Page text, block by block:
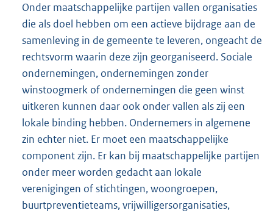
Onder maatschappelijke partijen vallen organisaties
die als doel hebben om een actieve bijdrage aan de
samenleving in de gemeente te leveren, ongeacht de
rechtsvorm waarin deze zijn georganiseerd. Sociale
ondernemingen, ondernemingen zonder
winstoogmerk of ondernemingen die geen winst
uitkeren kunnen daar ook onder vallen als zij een
lokale binding hebben. Ondernemers in algemene
zin echter niet. Er moet een maatschappelijke
component zijn. Er kan bij maatschappelijke partijen
onder meer worden gedacht aan lokale
verenigingen of stichtingen, woongroepen,
buurtpreventieteams, vrijwilligersorganisaties,